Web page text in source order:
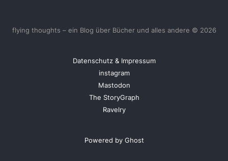
flying thoughts – ein Blog über Bücher und alles andere © 2026
Datenschutz & Impressum
instagram
Mastodon
The StoryGraph
Ravelry
Powered by Ghost